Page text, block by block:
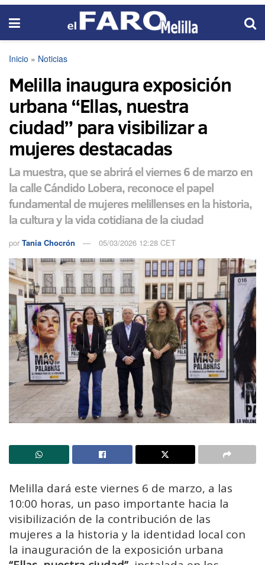
Inicio » Noticias
Melilla inaugura exposición
urbana “Ellas, nuestra
ciudad” para visibilizar a
mujeres destacadas
La muestra, que se abrirá el viernes 6 de marzo en
la calle Cándido Lobera, reconoce el papel
fundamental de mujeres melillenses en la historia,
la cultura y la vida cotidiana de la ciudad
por Tania Chocrón 05/03/2026 12:28 CET
Melilla dará este viernes 6 de marzo, a las
10:00 horas, un paso importante hacia la
visibilización de la contribución de las
mujeres a la historia y la identidad local con
la inauguración de la exposición urbana